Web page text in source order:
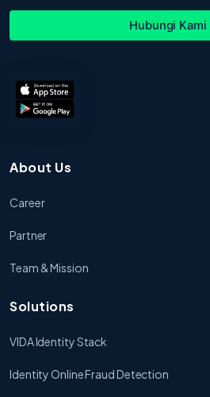
Hubungi Kami
About Us
Career
Partner
Team & Mission
Solutions
VIDA Identity Stack
Identity Online Fraud Detection